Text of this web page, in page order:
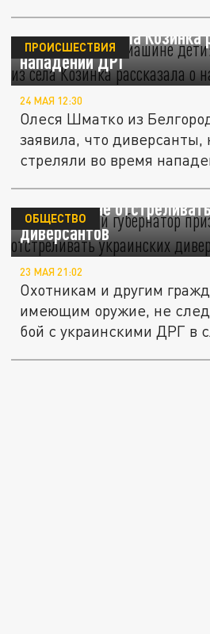
"Не стреляйте, в машине
женщина из села Козинка
нападении ДРГ
ПРОИСШЕСТВИЯ
24 МАЯ 12:30
Олеся Шматко из
заявила, что диверсанты,
стреляли во время
Белгородский губернатор
охотников не
диверсантов
ОБЩЕСТВО
23 МАЯ 21:02
Охотникам и другим
имеющим оружие, не
бой с украинскими ДРГ в